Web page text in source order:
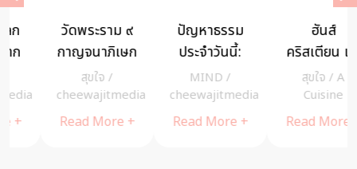
ปัญหาธรรม
ประจำวันนี้:
ฝังลูกนิมิต ได้
บุญมากกว่า
ทำบุญอย่าง
/
cheewajitmedia
Read More +
ฮันส์
คริสเตียน แอ
นเดอร์สัน
นิทานที่เขา
แต่งขึ้นคือชีวิต
/A
Cuisine
Read More +
ปัญหาธรรม
ประจำวันนี้ :
หมอดูล่วงรู้
ดวงชะตา เรา
ได้อย่างไร
MIND/
cheewajitmedia
Read More +